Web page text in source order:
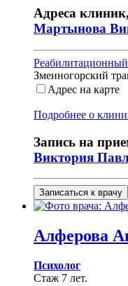
Адреса
Мартынова
Реабилитационный
Змеиногорский
Адрес на карте
Подробнее о
Запись на
Виктория
Записаться к врачу
Алферова
Психолог
Стаж 7 лет.